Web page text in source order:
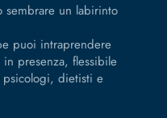
sembrare un labirinto
puoi intraprendere
presenza, flessibile
psicologi, dietisti e